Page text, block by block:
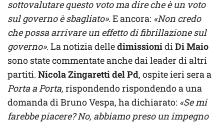
sottovalutare questo voto ma dire che è un voto
sul governo è sbagliato».E ancora: «Non credo
che possa arrivare un effetto di fibrillazione sul
governo».La notizia delledimissionidiDi Maio
sono state commentate anche dai leader di altri
partiti. Nicola Zingaretti del Pd, ospite ieri sera a
Porta a Porta,rispondendo rispondendo a una
domanda di Bruno Vespa, ha dichiarato: «Se mi
farebbe piacere? No, abbiamo preso un impegno